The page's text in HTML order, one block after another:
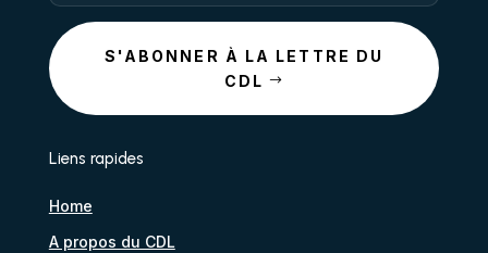
S'ABONNER À LA LETTRE DU
CDL
Liens rapides
Home
A propos du CDL